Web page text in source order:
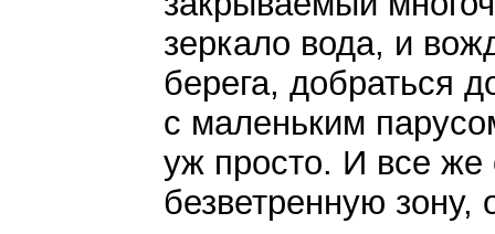
зеркало вода, и
берега, добраться
с маленьким
уж просто. И все же
безветренную зону,